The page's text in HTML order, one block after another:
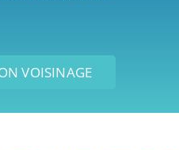
VOISINAGE